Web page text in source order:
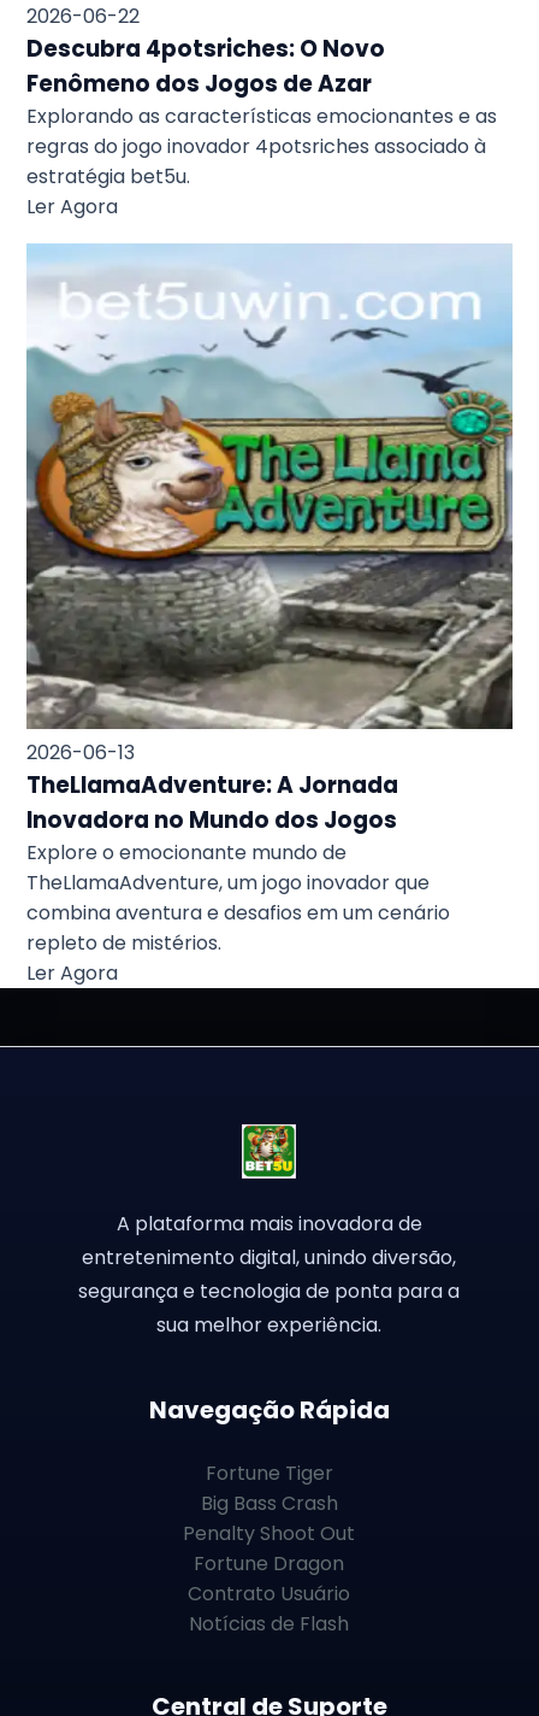
2026-06-22
Descubra 4potsriches: O Novo
Fenômeno dos Jogos de Azar
Explorando as características emocionantes e as
regras do jogo inovador 4potsriches associado à
estratégia bet5u.
Ler Agora
2026-06-13
TheLlamaAdventure: A Jornada
Inovadora no Mundo dos Jogos
Explore o emocionante mundo de
TheLlamaAdventure, um jogo inovador que
combina aventura e desafios em um cenário
repleto de mistérios.
Ler Agora
A plataforma mais inovadora de
entretenimento digital, unindo diversão,
segurança e tecnologia de ponta para a
sua melhor experiência.
Navegação Rápida
Fortune Tiger
Big Bass Crash
Penalty Shoot Out
Fortune Dragon
Contrato Usuário
Notícias de Flash
Central de Suporte